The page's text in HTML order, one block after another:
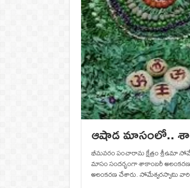
ఆషాడ మాసంలో..
భీమవరం పంచారామ క్షేత్రం శ్రీఉమా
మాసం సందర్భంగా శాకాంబరీ అలంకరణ
అలంకరణ చేశారు. సోమేశ్వరస్వామి